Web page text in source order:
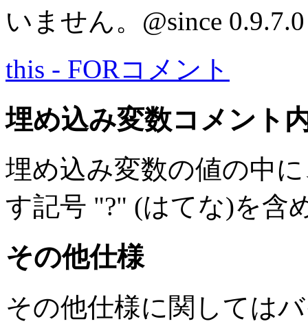
いません。 @since 0.9.7.0
this - FORコメント
埋め込み変数コメント
埋め込み変数の値の中
す記号 "?" (はてな)を含
その他仕様
その他仕様に関しては